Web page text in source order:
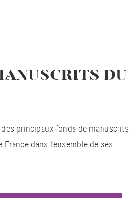
DU
principaux fonds de manuscrits
dans l’ensemble de ses